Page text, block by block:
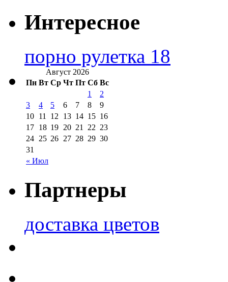
Интересное
порно рулетка 18
Август 2026
Пн Вт Ср Чт Пт Сб Вс
« Июл
1
2
3
4 5 6 7 8
9
10 11 12 13 14 15 16
17 18 19 20 21 22 23
24 25 26 27 28 29 30
31
Партнеры
доставка цветов